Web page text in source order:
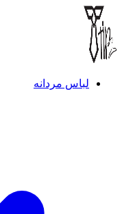
لباس مردانه